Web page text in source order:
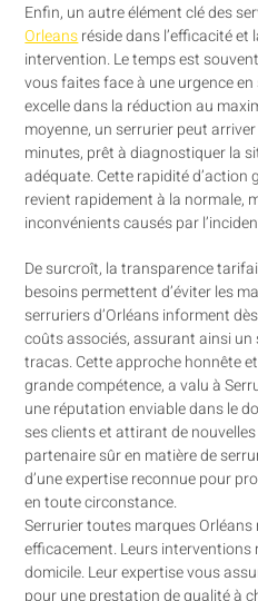
Enfin, un autre élément clé des
Orleansréside dans l’efficacité et
intervention. Le temps est
vous faites face à une urgence en
excelle dans la réduction au
moyenne, un serrurier peut
minutes, prêt à diagnostiquer la
adéquate. Cette rapidité
revient rapidement à la normale,
inconvénients causés par
De surcroît, la transparence
besoins permettent d’éviter les
serruriers d’Orléans informent
coûts associés, assurant ainsi
tracas. Cette approche honnête
grande compétence, a valu à
une réputation enviable dans le
ses clients et attirant de
partenaire sûr en matière de
d’une expertise reconnue pour
en toute circonstance.
Serrurier toutes marques
efficacement. Leurs
domicile. Leur expertise vous